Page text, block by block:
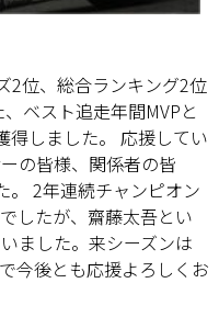
2位、総合ランキング2位
ベスト追走年間MVPと
得しました。 応援してい
の皆様、関係者の皆
2年連続チャンピオン
したが、齋藤太吾とい
ました。来シーズンは
今後とも応援よろしくお